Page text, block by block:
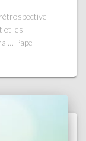
et les
Pape